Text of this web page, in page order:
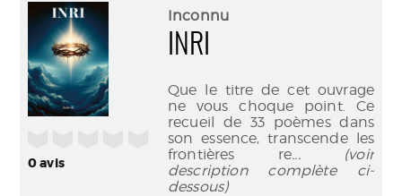
0avis
Inconnu
INRI
Que le titre de cet ouvrage
ne vous choque point. Ce
recueil de 33 poèmes dans
son essence, transcende les
frontières re... (voir
description complète ci-
dessous)